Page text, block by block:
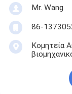
Mr. Wang
86-
Κομητεία